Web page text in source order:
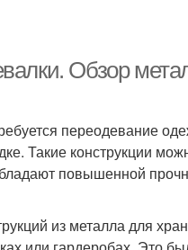
Обзор
переодевание
Такие конструкции
повышенной
из металла для